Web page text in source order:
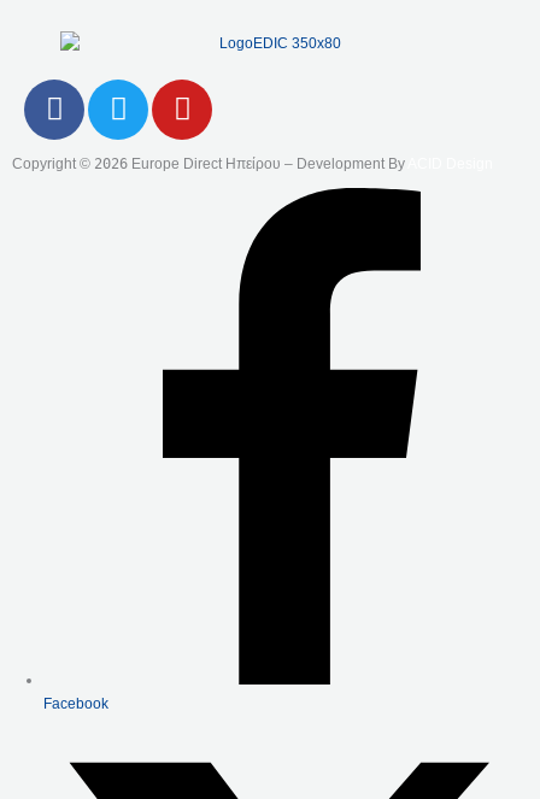
F
A
C
T
W
I
Y
O
U
Copyright © 2026 Europe Direct Ηπείρου – Development By
Facebook